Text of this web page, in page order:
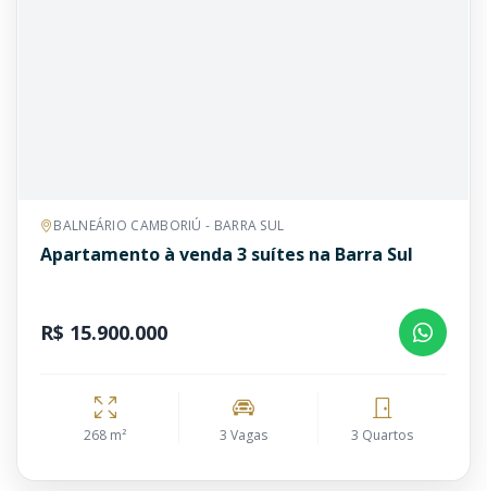
BALNEÁRIO CAMBORIÚ - BARRA SUL
Apartamento à venda 3 suítes na Barra Sul
R$ 15.900.000
268 m² 3 Vagas 3 Quartos